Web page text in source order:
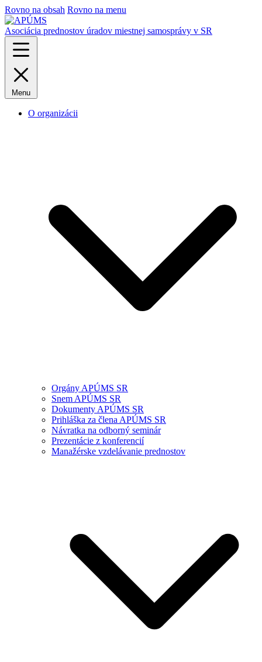
Rovno na obsah Rovno na menu
Asociácia prednostov úradov miestnej samosprávy v SR
Menu
O organizácii
Orgány APÚMS SR
Snem APÚMS SR
Dokumenty APÚMS SR
Prihláška za člena APÚMS SR
Návratka na odborný seminár
Prezentácie z konferencií
Manažérske vzdelávanie prednostov